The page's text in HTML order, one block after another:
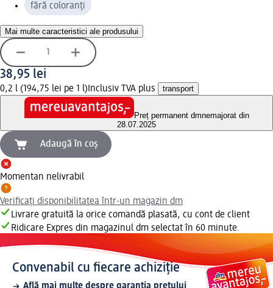
fără coloranți
Mai multe caracteristici ale produsului
38,95 lei
0,2 l (194,75 lei pe 1 l) Inclusiv TVA plus transport
Preț permanent dmnemajorat din
28.07.2025
Adaugă în coș
Momentan nelivrabil
Verificați disponibilitatea într-un magazin dm
Livrare gratuită la orice comandă plasată, cu cont de client
Ridicare Expres din magazinul dm selectat în 60 minute.
Convenabil cu fiecare achiziție